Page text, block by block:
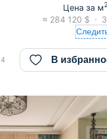
Цена за м
≈ 284 120 $
В